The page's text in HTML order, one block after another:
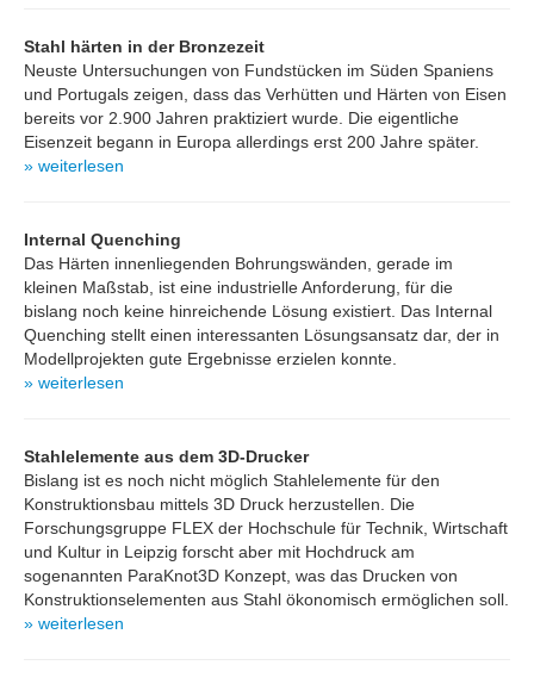
Stahl härten in der Bronzezeit
Neuste Untersuchungen von Fundstücken im Süden Spaniens
und Portugals zeigen, dass das Verhütten und Härten von Eisen
bereits vor 2.900 Jahren praktiziert wurde. Die eigentliche
Eisenzeit begann in Europa allerdings erst 200 Jahre später.
» weiterlesen
Internal Quenching
Das Härten innenliegenden Bohrungswänden, gerade im
kleinen Maßstab, ist eine industrielle Anforderung, für die
bislang noch keine hinreichende Lösung existiert. Das Internal
Quenching stellt einen interessanten Lösungsansatz dar, der in
Modellprojekten gute Ergebnisse erzielen konnte.
» weiterlesen
Stahlelemente aus dem 3D-Drucker
Bislang ist es noch nicht möglich Stahlelemente für den
Konstruktionsbau mittels 3D Druck herzustellen. Die
Forschungsgruppe FLEX der Hochschule für Technik, Wirtschaft
und Kultur in Leipzig forscht aber mit Hochdruck am
sogenannten ParaKnot3D Konzept, was das Drucken von
Konstruktionselementen aus Stahl ökonomisch ermöglichen soll.
» weiterlesen